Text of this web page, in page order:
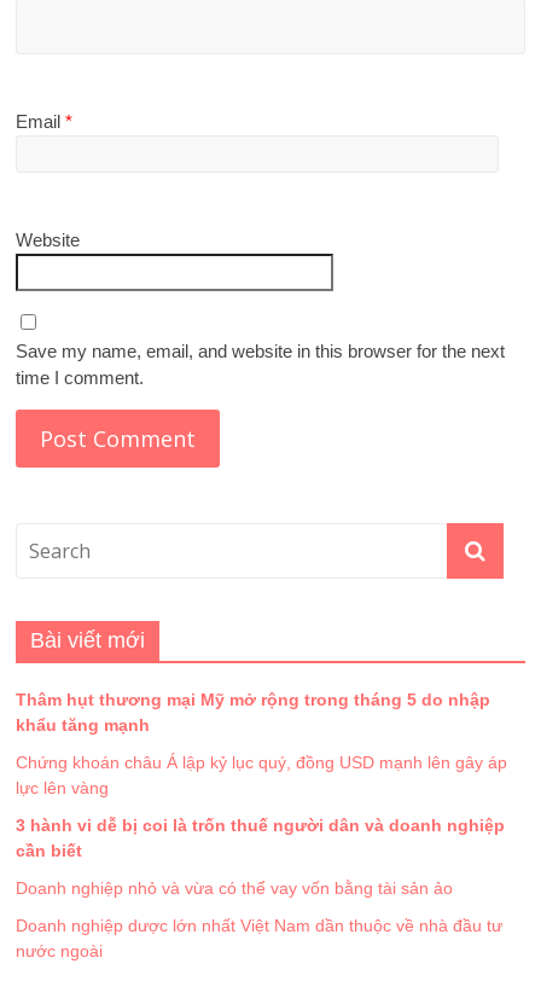
Email*
Website
Save my name, email, and website in this browser for the next
time I comment.
Bài viết mới
Thâm hụt thương mại Mỹ mở rộng trong tháng 5 do nhập
khẩu tăng mạnh
Chứng khoán châu Á lập kỷ lục quý, đồng USD mạnh lên gây áp
lực lên vàng
3 hành vi dễ bị coi là trốn thuế người dân và doanh nghiệp
cần biết
Doanh nghiệp nhỏ và vừa có thể vay vốn bằng tài sản ảo
Doanh nghiệp dược lớn nhất Việt Nam dần thuộc về nhà đầu tư
nước ngoài